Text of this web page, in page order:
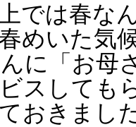
では春な
めいた気
に「お母
スしても
おきまし